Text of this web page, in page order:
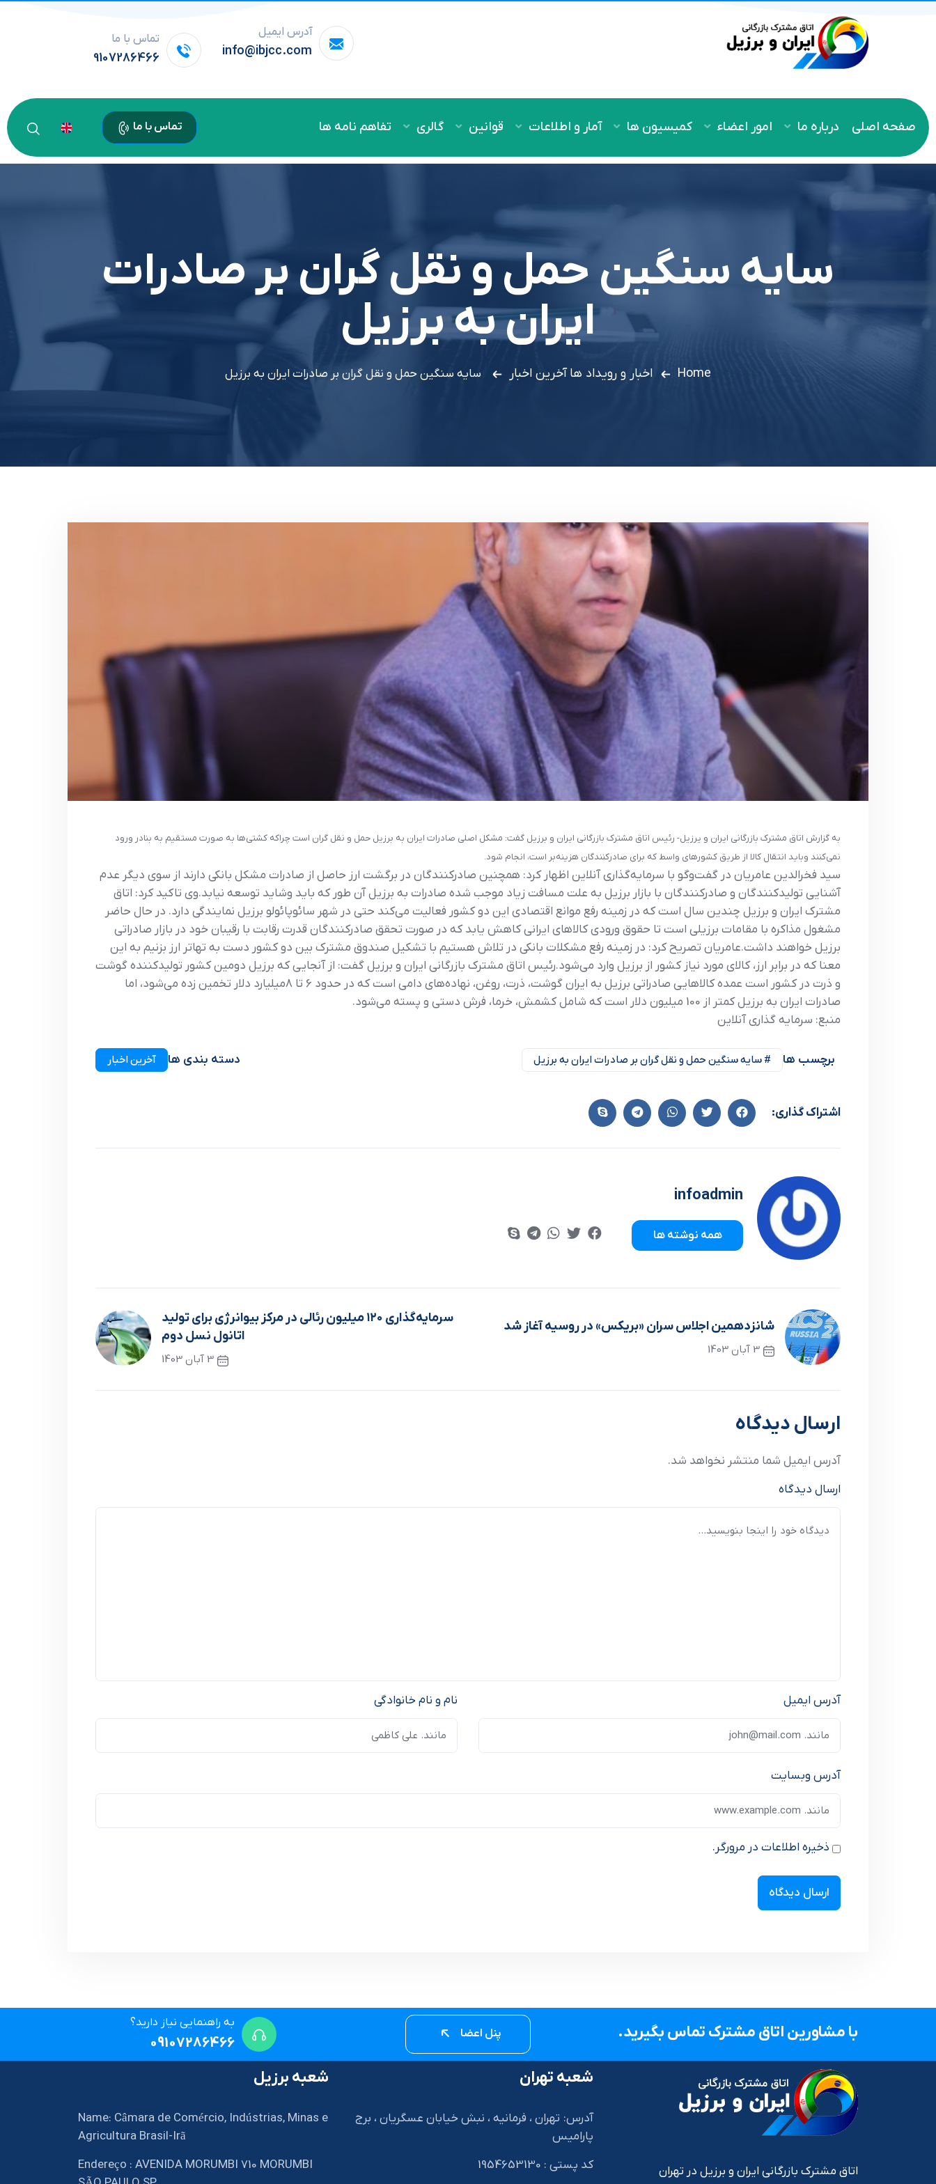
آدرس ایمیل
info@ibjcc.com
تماس با ما
9107286466
صفحه اصلی درباره ما امور اعضاء کمیسیون ها آمار و اطلاعات قوانین گالری تفاهم نامه ها تماس با ما
سایه سنگین حمل و نقل گران بر صادرات
ایران به برزیل
Home اخبار و رویداد ها آخرین اخبار سایه سنگین حمل و نقل گران بر صادرات ایران به برزیل
به گزارش اتاق مشترک بازرگانی ایران و یرزیل- رئیس اتاق مشترک بازرگانی ایران و برزیل گفت: مشکل اصلی صادرات ایران به برزیل حمل و نقل گران است چراکه کشتی‌ها به صورت مستقیم به بنادر ورود
نمی‌کنند وباید انتقال کالا از طریق کشورهای واسط که برای صادرکنندگان هزینه‌بر است، انجام شود.
سید فخرالدین عامریان در گفت‌وگو با سرمایه‌گذاری آنلاین اظهار کرد: همچنین صادرکنندگان در برگشت ارز حاصل از صادرات مشکل بانکی دارند از سوی دیگر عدم
آشنایی تولیدکنندگان و صادرکنندگان با بازار برزیل به علت مسافت زیاد موجب شده صادرات به برزیل آن طور که باید وشاید توسعه نیابد.وی تاکید کرد: اتاق
مشترک ایران و برزیل چندین سال است که در زمینه رفع موانع اقتصادی این دو کشور فعالیت می‌کند حتی در شهر سائوپائولو برزیل نمایندگی دارد. در حال حاضر
مشغول مذاکره با مقامات برزیلی است تا حقوق ورودی کالاهای ایرانی کاهش یابد که در صورت تحقق صادرکنندگان قدرت رقابت با رقیبان خود در بازار صادراتی
برزیل خواهند داشت.عامریان تصریح کرد: در زمینه رفع مشکلات بانکی در تلاش هستیم با تشکیل صندوق مشترک بین دو کشور دست به تهاتر ارز بزنیم به این
معنا که در برابر ارز، کالای مورد نیاز کشور از برزیل وارد می‌شود.رئیس اتاق مشترک بازرگانی ایران و برزیل گفت: از آنجایی که برزیل دومین کشور تولیدکننده گوشت
و ذرت در کشور است عمده کالاهایی صادراتی برزیل به ایران گوشت، ذرت، روغن، نهاده‌های دامی ‌است که در حدود 6 تا 8میلیارد دلار تخمین زده می‌شود، اما
صادرات ایران به برزیل کمتر از 100 میلیون دلار است که شامل کشمش، خرما، فرش دستی و پسته می‌شود.
منبع: سرمایه گذاری آنلاین
برچسب ها # سایه سنگین حمل و نقل گران بر صادرات ایران به برزیل دسته بندی ها آخرین اخبار
اشتراک گذاری:
infoadmin
همه نوشته ها
شانزدهمین اجلاس سران «بریکس» در روسیه آغاز شد
3 آبان 1403
سرمایه‌گذاری ۱۲۰ میلیون رئالی در مرکز بیوانرژی برای تولید
اتانول نسل دوم
3 آبان 1403
ارسال دیدگاه
آدرس ایمیل شما منتشر نخواهد شد.
ارسال دیدگاه
نام و نام خانوادگی آدرس ایمیل
آدرس وبسایت
ذخیره اطلاعات در مرورگر.
با مشاورین اتاق مشترک تماس بگیرید. پنل اعضا
به راهنمایی نیاز دارید؟
09107286466
اتاق مشترک بازرگانی ایران و برزیل در تهران
شعبه تهران
آدرس: تهران ، فرمانیه ، نبش خیابان عسگریان ، برج
پارامیس
کد پستی : 1954653130
شعبه برزیل
Name: Câmara de Comércio, Indústrias, Minas e
Agricultura Brasil-Irã
Endereço : AVENIDA MORUMBI 710 MORUMBI